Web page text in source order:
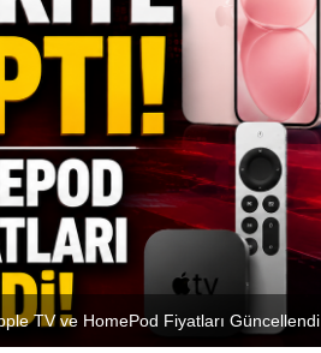
TV ve HomePod Fiyatları Güncellendi